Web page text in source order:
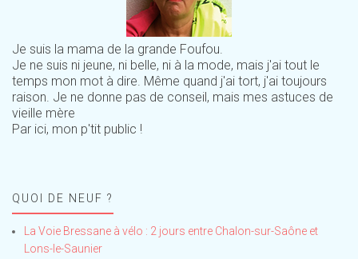
Je suis la mama de la grande Foufou.
Je ne suis ni jeune, ni belle, ni à la mode, mais j'ai tout le
temps mon mot à dire. Même quand j'ai tort, j'ai toujours
raison. Je ne donne pas de conseil, mais mes astuces de
vieille mère
Par ici, mon p'tit public !
QUOI DE NEUF ?
La Voie Bressane à vélo : 2 jours entre Chalon-sur-Saône et
Lons-le-Saunier